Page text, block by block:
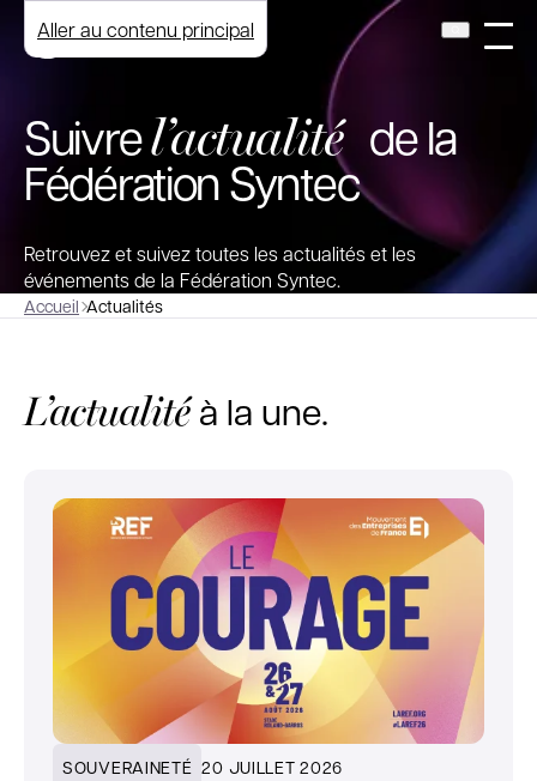
Aller au contenu principal
Suivrel’actualitéde la
Fédération Syntec
Retrouvez et suivez toutes les actualités et les
événements de la Fédération Syntec.
Accueil Actualités
L’actualitéà la une.
SOUVERAINETÉ 20 JUILLET 2026